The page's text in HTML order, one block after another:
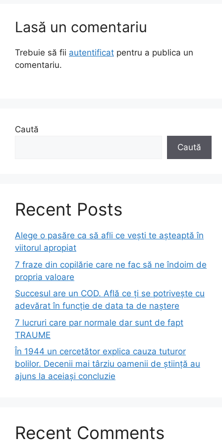
Lasă un comentariu
Trebuie să fii autentificat pentru a publica un
comentariu.
Caută
Caută
Recent Posts
Alege o pasăre ca să afli ce vești te așteaptă în
viitorul apropiat
7 fraze din copilărie care ne fac să ne îndoim de
propria valoare
Succesul are un COD. Află ce ți se potrivește cu
adevărat în funcție de data ta de naștere
7 lucruri care par normale dar sunt de fapt
TRAUME
În 1944 un cercetător explica cauza tuturor
bolilor. Decenii mai târziu oamenii de știință au
ajuns la aceiași concluzie
Recent Comments